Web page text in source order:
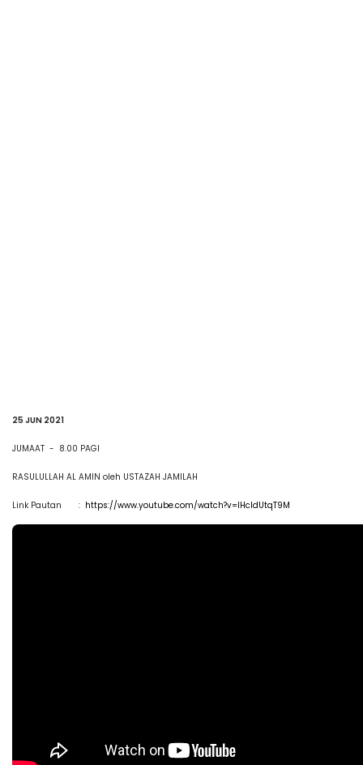
25 JUN 2021
JUMAAT - 8.00 PAGI
RASULULLAH AL AMIN oleh USTAZAH JAMILAH
Link Pautan : https://www.youtube.com/watch?v=IHcIdUtqT9M